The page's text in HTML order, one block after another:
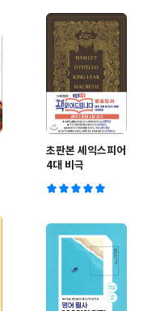
초판본 셰익스피어
4대 비극